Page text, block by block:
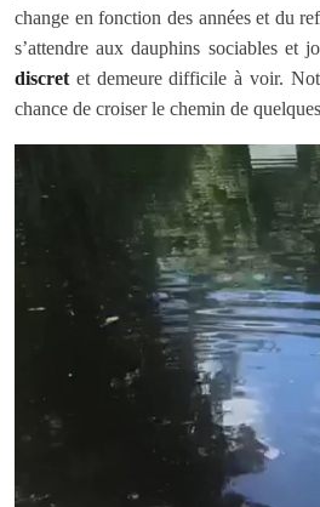
change en fonction des années et du
s’attendre aux dauphins sociables et
discret et demeure difficile à voir.
chance de croiser le chemin de